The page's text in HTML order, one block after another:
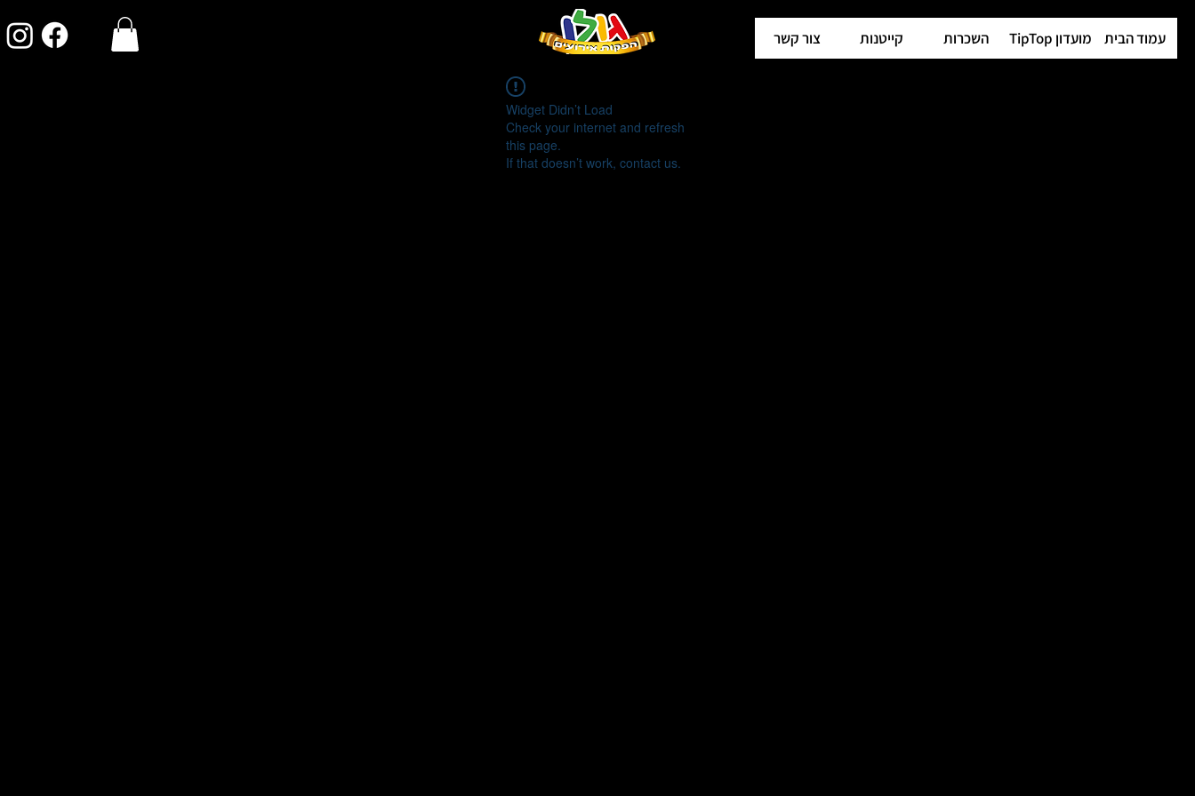
עמוד הבית מועדון TipTop השכרות קייטנות צור קשר
Widget Didn’t Load
Check your internet and refresh
this page.
If that doesn’t work, contact us.